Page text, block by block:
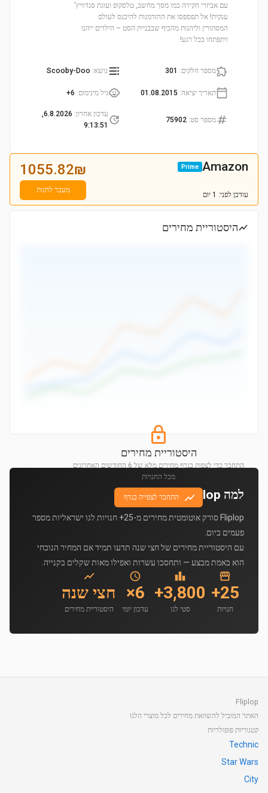
עם אביזרי חקירה כמו מסך מחשב, טלסקופ ועוגת סנדוויץ'
ענקית! אל תפספסו את ההזדמנות להיכנס לעולם
המסתורין וליהנות מהכיף שבבניית הסט – הילדים ייהנו
ויתפתחו בכל רגע!
מספר חלקים:
301 נושא:
Scooby-Doo
תאריך יציאה:
01.08.2015 גיל מינימום:
6+
מספר סט:
75902
עדכון אחרון:
6.8.2026,
9:13:51
Amazon
Prime
עודכן לפני: 1 יום
1055.82₪
מעבר לחנות
היסטוריית מחירים
היסטוריית מחירים
התחבר כדי לצפות בגרף מחירים מלא של 6 החודשים האחרונים
מכל החנויות
התחבר לצפייה בגרף למה Fliplop?
Fliplop סורק אוטומטית מחירים מ-25+ חנויות לגו ישראליות מספר
פעמים ביום.
עם היסטוריית מחירים של חצי שנה תדעו תמיד אם המחיר הנוכחי
הוא באמת מבצע — ותחסכו עשרות ואפילו מאות שקלים בקנייה.
25+
חנויות
3,800+
סטי לגו
6×
עדכון יומי
חצי שנה
היסטוריית מחירים
Fliplop
האתר המוביל להשוואת מחירים לכל מוצרי הלגו
קטגוריות פופולריות
Technic
Star Wars
City